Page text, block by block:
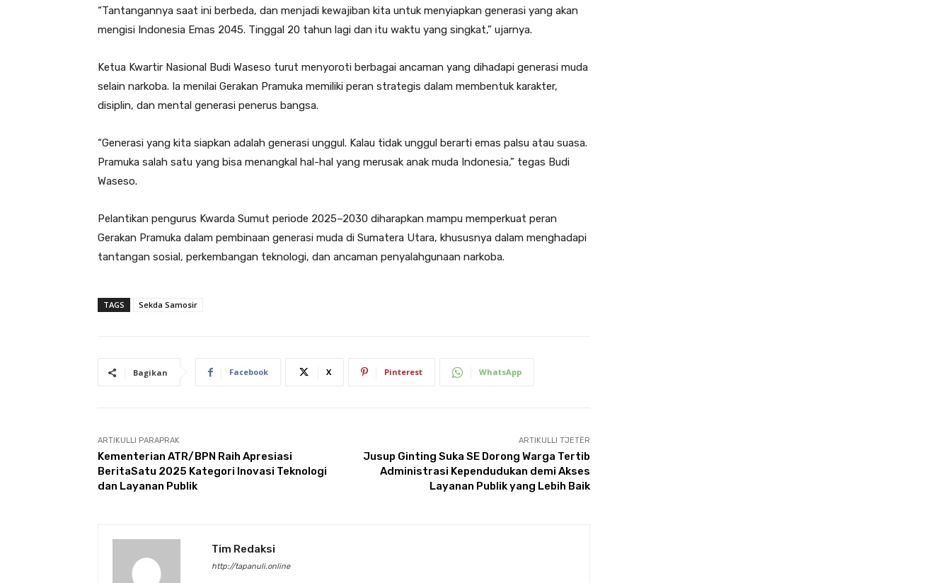
“Tantangannya saat ini berbeda, dan menjadi kewajiban kita untuk menyiapkan generasi yang akan
mengisi Indonesia Emas 2045. Tinggal 20 tahun lagi dan itu waktu yang singkat,” ujarnya.
Ketua Kwartir Nasional Budi Waseso turut menyoroti berbagai ancaman yang dihadapi generasi muda
selain narkoba. Ia menilai Gerakan Pramuka memiliki peran strategis dalam membentuk karakter,
disiplin, dan mental generasi penerus bangsa.
“Generasi yang kita siapkan adalah generasi unggul. Kalau tidak unggul berarti emas palsu atau suasa.
Pramuka salah satu yang bisa menangkal hal-hal yang merusak anak muda Indonesia,” tegas Budi
Waseso.
Pelantikan pengurus Kwarda Sumut periode 2025–2030 diharapkan mampu memperkuat peran
Gerakan Pramuka dalam pembinaan generasi muda di Sumatera Utara, khususnya dalam menghadapi
tantangan sosial, perkembangan teknologi, dan ancaman penyalahgunaan narkoba.
TAGS Sekda Samosir
Bagikan Facebook X Pinterest WhatsApp
ARTIKULLI PARAPRAK
Kementerian ATR/BPN Raih Apresiasi
BeritaSatu 2025 Kategori Inovasi Teknologi
dan Layanan Publik
ARTIKULLI TJETËR
Jusup Ginting Suka SE Dorong Warga Tertib
Administrasi Kependudukan demi Akses
Layanan Publik yang Lebih Baik
Tim Redaksi
http://tapanuli.online